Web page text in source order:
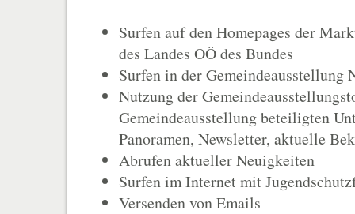
Surfen auf den Homepages der
des Landes OÖ des Bundes
Surfen in der Gemeindeausstellung
Nutzung der
Gemeindeausstellung beteiligten
Panoramen, Newsletter, aktuelle
Abrufen aktueller Neuigkeiten
Surfen im Internet mit
Versenden von Emails